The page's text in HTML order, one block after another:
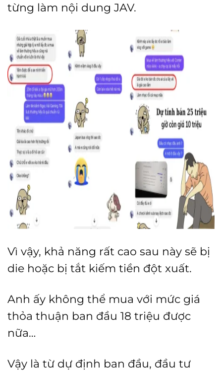
từng làm nội dung JAV.
Vì vậy, khả năng rất cao sau này sẽ bị
die hoặc bị tắt kiếm tiền đột xuất.
Anh ấy không thể mua với mức giá
thỏa thuận ban đầu 18 triệu được
nữa…
Vậy là từ dự định ban đầu, đầu tư